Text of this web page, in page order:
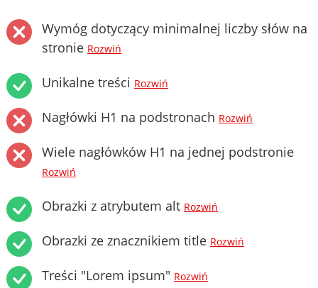
Wymóg dotyczący minimalnej liczby słów na
stronie Rozwiń
Unikalne treści Rozwiń
Nagłówki H1 na podstronach Rozwiń
Wiele nagłówków H1 na jednej podstronie
Rozwiń
Obrazki z atrybutem alt Rozwiń
Obrazki ze znacznikiem title Rozwiń
Treści "Lorem ipsum" Rozwiń